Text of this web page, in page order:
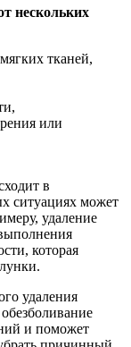
нескольких
тканей,
или
в
ситуациях может
удаление
которая
удаления
и поможет